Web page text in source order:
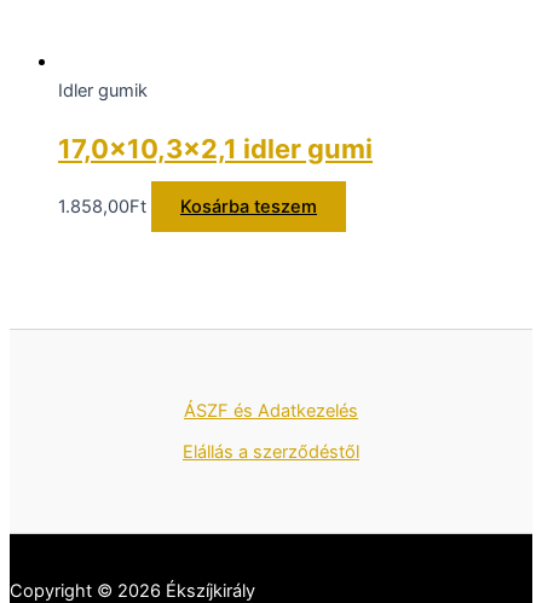
Idler gumik
17,0×10,3×2,1 idler gumi
1.858,00Ft Kosárba teszem
ÁSZF és Adatkezelés
Elállás a szerződéstől
Copyright © 2026 Ékszíjkirály